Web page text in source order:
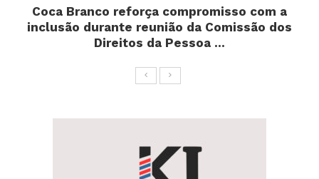
Coca Branco reforça compromisso com a
inclusão durante reunião da Comissão dos
Direitos da Pessoa ...